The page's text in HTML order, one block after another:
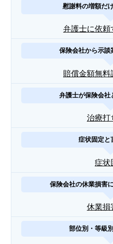
慰謝料の増額だ
弁護士に依頼
保険会社から示談
賠償金額無料
弁護士が保険会社
治療打
症状固定と
症状
保険会社の休業損害
休業損
部位別・等級